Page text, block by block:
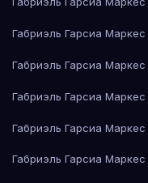
Габриэль Гарсиа
Габриэль Гарсиа
Габриэль Гарсиа
Габриэль Гарсиа
Габриэль Гарсиа